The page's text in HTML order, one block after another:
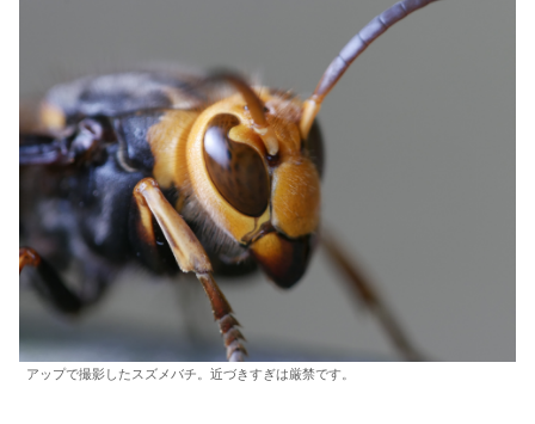
アップで撮影したスズメバチ。近づきすぎは厳禁です。